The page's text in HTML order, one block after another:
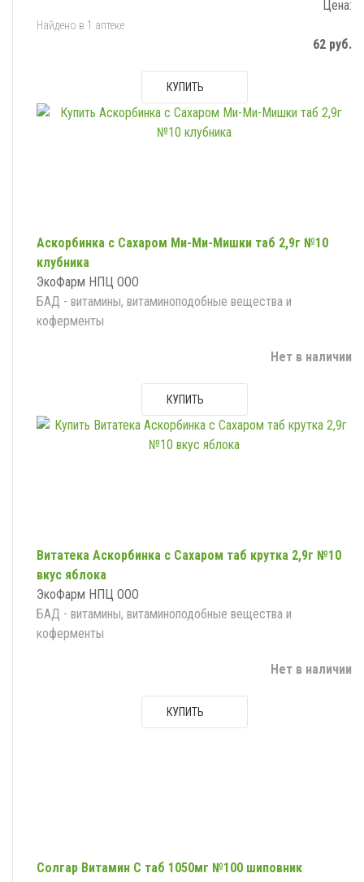
Цена:
Найдено в 1 аптеке
62 руб.
КУПИТЬ
Аскорбинка с Сахаром Ми-Ми-Мишки таб 2,9г №10
клубника
ЭкоФарм НПЦ ООО
БАД - витамины, витаминоподобные вещества и
коферменты
Нет в наличии
КУПИТЬ
Витатека Аскорбинка с Сахаром таб крутка 2,9г №10
вкус яблока
ЭкоФарм НПЦ ООО
БАД - витамины, витаминоподобные вещества и
коферменты
Нет в наличии
КУПИТЬ
Солгар Витамин С таб 1050мг №100 шиповник